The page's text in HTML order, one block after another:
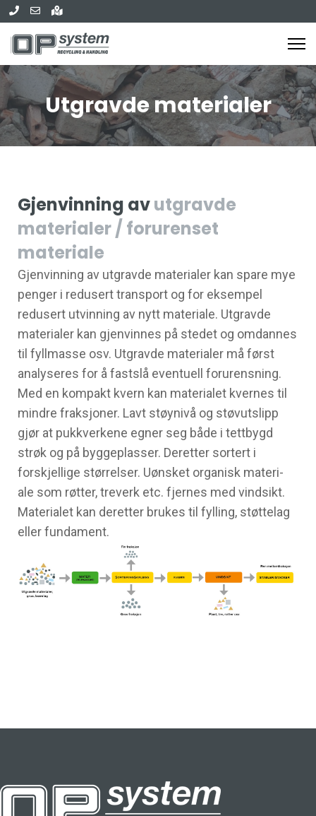
Utgravde materialer
Gjenvinning avutgravde
materialer / forurenset
materiale
Gjenvinning av utgravde materialer kan spare mye
penger i redusert transport og for eksempel
redusert utvinning av nytt materiale. Utgravde
materialer kan gjenvinnes på stedet og omdannes
til fyllmasse osv. Utgravde materialer må først
analyseres for å fastslå eventuell forurensning.
Med en kompakt kvern kan materialet kvernes til
mindre fraksjoner. Lavt støynivå og støvutslipp
gjør at pukkverkene egner seg både i tettbygd
strøk og på byggeplasser. Deretter sortert i
forskjellige størrelser. Uønsket organisk materi-
ale som røtter, treverk etc. fjernes med vindsikt.
Materialet kan deretter brukes til fylling, støttelag
eller fundament.